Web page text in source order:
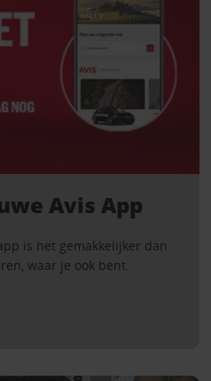
Avis App
is het gemakkelijker dan
waar je ook bent.